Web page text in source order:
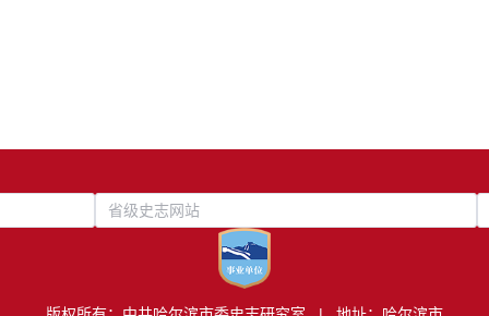
省级史志网站